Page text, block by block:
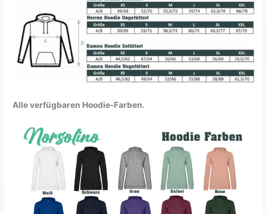
Alle verfügbaren Hoodie-Farben.